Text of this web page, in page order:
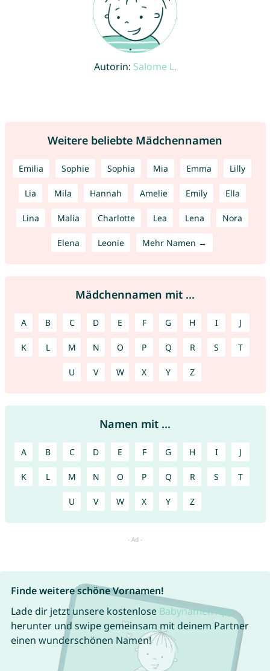
Autorin: Salome L.
Weitere beliebte Mädchennamen
Emilia Sophie Sophia Mia Emma Lilly
Lia Mila Hannah Amelie Emily Ella
Lina Malia Charlotte Lea Lena Nora
Elena Leonie Mehr Namen →
Mädchennamen mit ...
A B C D E F G H I J
K L M N O P Q R S T
U V W X Y Z
Namen mit ...
A B C D E F G H I J
K L M N O P Q R S T
U V W X Y Z
Finde weitere schöne Vornamen!
Lade dir jetzt unsere kostenlose Babynamen App
herunter und swipe gemeinsam mit deinem Partner
einen wunderschönen Namen!